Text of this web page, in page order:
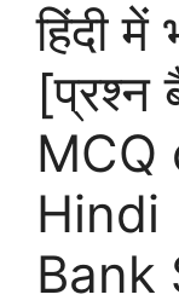
हिंदी
[प्रश्न
MCQ
Hindi
Bank